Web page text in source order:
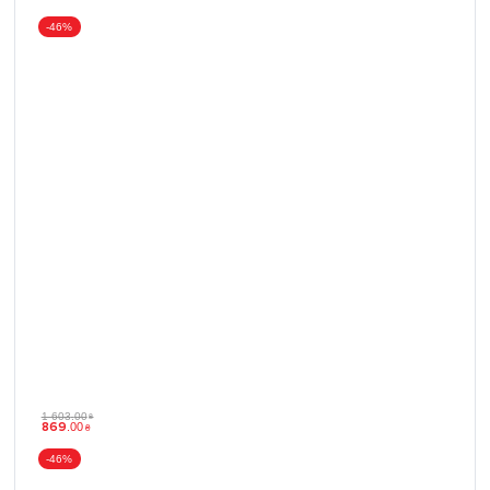
-46%
1 603.00 ₴
869 00 ₴
-46%